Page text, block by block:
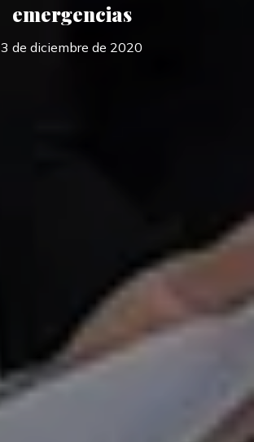
emergencias
3 de diciembre de 2020